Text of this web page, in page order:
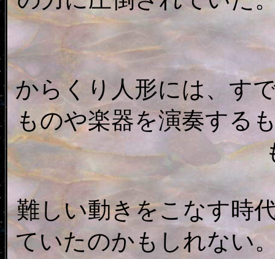
からくり人形には、す
ものや楽器を演奏する
難しい動きをこなす時
ていたのかもしれない